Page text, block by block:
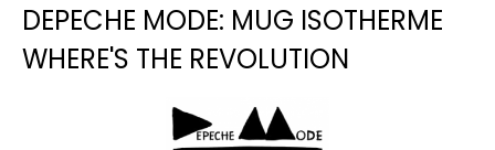
DEPECHE MODE: MUG ISOTHERME
WHERE'S THE REVOLUTION